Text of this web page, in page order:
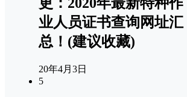
业人员证书查询网址汇
总！(建议收藏)
20年4月3日
5